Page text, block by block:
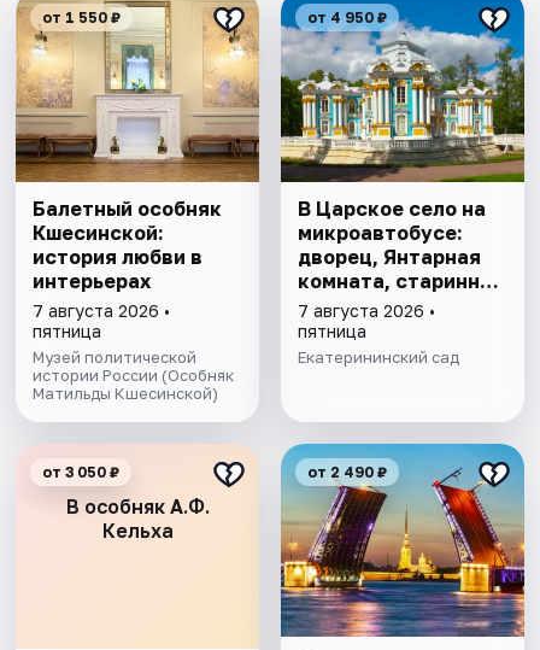
от 1 550 ₽
Балетный особняк
Кшесинской:
история любви в
интерьерах
7 августа 2026 •
пятница
Музей политической
истории России (Особняк
Матильды Кшесинской)
от 4 950 ₽
В Царское село на
микроавтобусе:
дворец, Янтарная
комната, старинный
парк
7 августа 2026 •
пятница
Екатерининский сад
В особняк А.Ф.
Кельха
от 3 050 ₽ от 2 490 ₽